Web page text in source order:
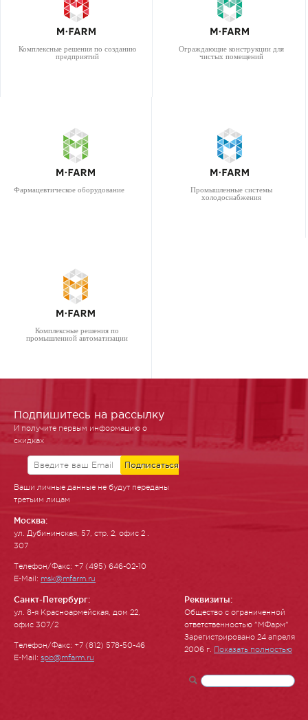
Комплексные решения по созданию
предприятий
Ограждающие конструкции для
чистых помещений
Фармацевтическое оборудование
Промышленные системы
холодоснабжения
Комплексные решения по
промышленной автоматизации
Подпишитесь на рассылку
И получите первым информацию о
скидках
Ваши личные данные не будут переданы
третьим лицам
Москва:
ул. Ду­бинин­ская, 57, стр. 2, офис 2 .
307
Телефон/Факс: +7 (495) 646-02-10
E-Mail: msk@mfarm.ru
Санкт-Петербург:
ул. 8-я Красноармейская, дом 22,
офис 307/2
Телефон/Факс: +7 (812) 578-50-46
E-Mail: spb@mfarm.ru
Реквизиты:
Общество с ограниченной
ответственностью "МФарм"
Зарегистрировано 24 апреля
2006 г. Показать полностью